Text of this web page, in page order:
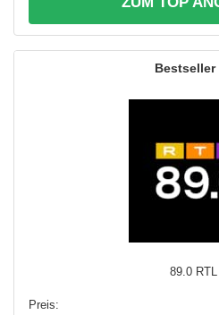
89.0